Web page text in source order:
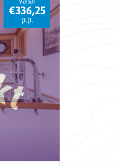
€336,25
p.p.